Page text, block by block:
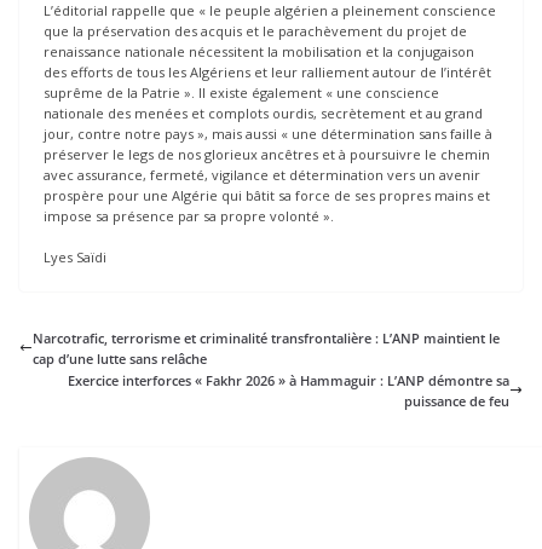
L’éditorial rappelle que « le peuple algérien a pleinement conscience
que la préservation des acquis et le parachèvement du projet de
renaissance nationale nécessitent la mobilisation et la conjugaison
des efforts de tous les Algériens et leur ralliement autour de l’intérêt
suprême de la Patrie ». Il existe également « une conscience
nationale des menées et complots ourdis, secrètement et au grand
jour, contre notre pays », mais aussi « une détermination sans faille à
préserver le legs de nos glorieux ancêtres et à poursuivre le chemin
avec assurance, fermeté, vigilance et détermination vers un avenir
prospère pour une Algérie qui bâtit sa force de ses propres mains et
impose sa présence par sa propre volonté ».
Lyes Saïdi
Narcotrafic, terrorisme et criminalité transfrontalière : L’ANP maintient le
cap d’une lutte sans relâche
Exercice interforces « Fakhr 2026 » à Hammaguir : L’ANP démontre sa
puissance de feu